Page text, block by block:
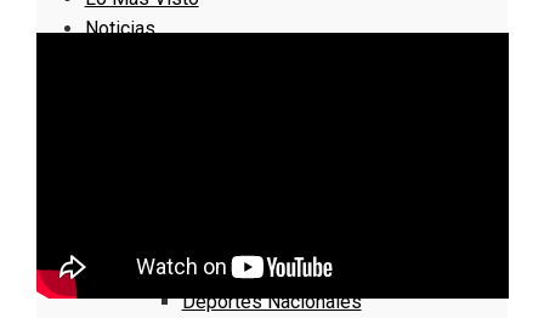
Noticias
Deportes Locales
Deportes Nacionales